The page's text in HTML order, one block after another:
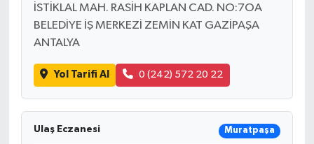
İSTİKLAL MAH. RASİH KAPLAN CAD. NO:7OA
BELEDİYE İŞ MERKEZİ ZEMİN KAT GAZİPAŞA
ANTALYA
Yol Tarifi Al 0 (242) 572 20 22
Ulaş Eczanesi Muratpaşa